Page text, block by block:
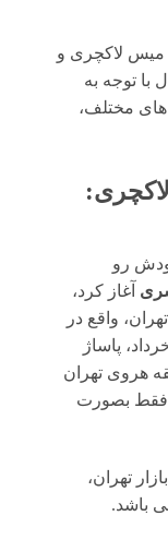
میس لاکچری و
با توجه به
های مختلف،
فعالیت خودش رو
آغاز کرد،
واقع در
رضا 15 خرداد، پاساژ دلگشا 15 خرداد، پاساژ
هروی تهران
فقط بصورت
تهران،